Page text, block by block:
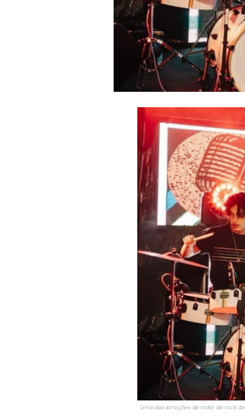
Uma das atrações da noite de rock